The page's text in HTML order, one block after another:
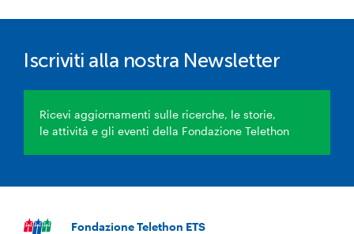
Iscriviti alla nostra Newsletter
Ricevi aggiornamenti sulle ricerche, le storie,
le attività e gli eventi della Fondazione Telethon
Fondazione Telethon ETS